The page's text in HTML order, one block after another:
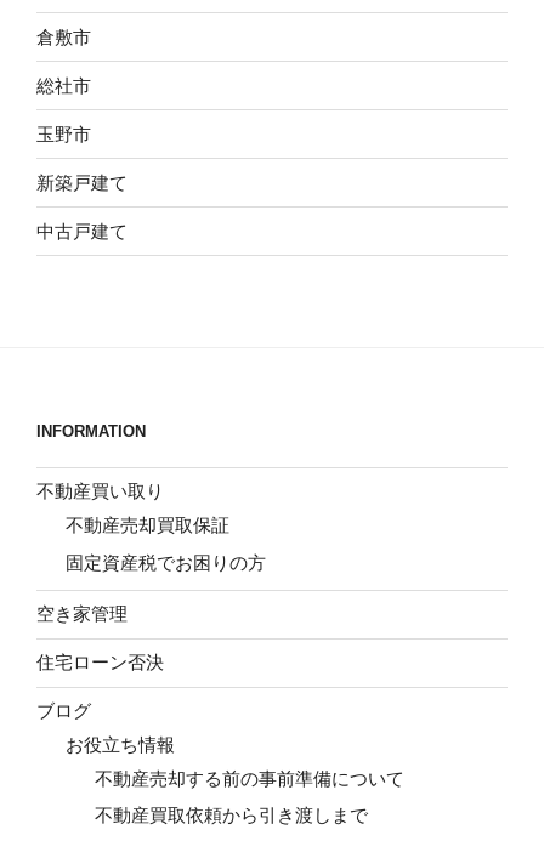
倉敷市
総社市
玉野市
新築戸建て
中古戸建て
INFORMATION
不動産買い取り
不動産売却買取保証
固定資産税でお困りの方
空き家管理
住宅ローン否決
ブログ
お役立ち情報
不動産売却する前の事前準備について
不動産買取依頼から引き渡しまで